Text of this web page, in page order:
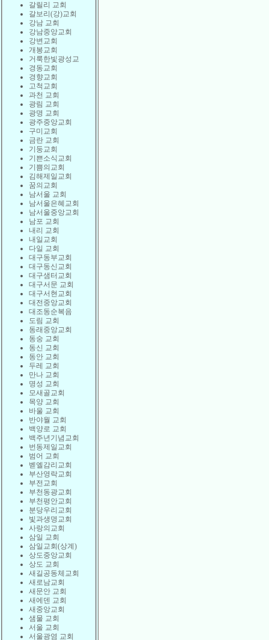
갈릴리 교회
갈보리(강)교회
강남 교회
강남중앙교회
강변교회
개봉교회
거룩한빛광성교
경동교회
경향교회
고척교회
과천 교회
광림 교회
광명 교회
광주중앙교회
구미교회
금란 교회
기둥교회
기쁜소식교회
기쁨의교회
김해제일교회
꿈의교회
남서울 교회
남서울은혜교회
남서울중앙교회
남포 교회
내리 교회
내일교회
다일 교회
대구동부교회
대구동신교회
대구샘터교회
대구서문 교회
대구서현교회
대전중앙교회
대조동순복음
도림 교회
동래중앙교회
동숭 교회
동신 교회
동안 교회
두레 교회
만나 교회
명성 교회
모새골교회
목양 교회
바울 교회
반야월 교회
백양로 교회
백주년기념교회
번동제일교회
범어 교회
벧엘감리교회
부산영락교회
부전교회
부천동광교회
부천평안교회
분당우리교회
빛과생명교회
사랑의교회
삼일 교회
삼일교회(상계)
상도중앙교회
상도 교회
새길공동체교회
새로남교회
새문안 교회
새에덴 교회
새중앙교회
샘물 교회
서울 교회
서울광염 교회